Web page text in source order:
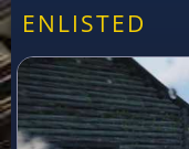
ENLISTED